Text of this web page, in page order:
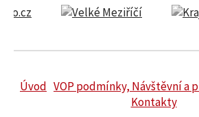
Úvod VOP podmínky, Návštěvní a
Kontakty